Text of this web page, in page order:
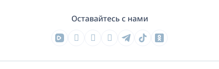
Оставайтесь с нами